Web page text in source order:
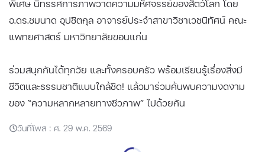
พิเศษ นิทรรศการภาพวาดความมหัศจรรย์ของสัตว์โลก โดย
อ.ดร.ชมนาด อุปชิตกุล อาจารย์ประจำสาขาวิชาเวชนิทัศน์ คณะ
แพทยศาสตร์ มหาวิทยาลัยขอนแก่น
ร่วมสนุกกันได้ทุกวัย และทั้งครอบครัว พร้อมเรียนรู้เรื่องสิ่งมี
ชีวิตและธรรมชาติแบบใกล้ชิด! แล้วมาร่วมค้นพบความงดงาม
ของ “ความหลากหลายทางชีวภาพ” ไปด้วยกัน
วันที่โพส : ศ. 29 พ.ค. 2569